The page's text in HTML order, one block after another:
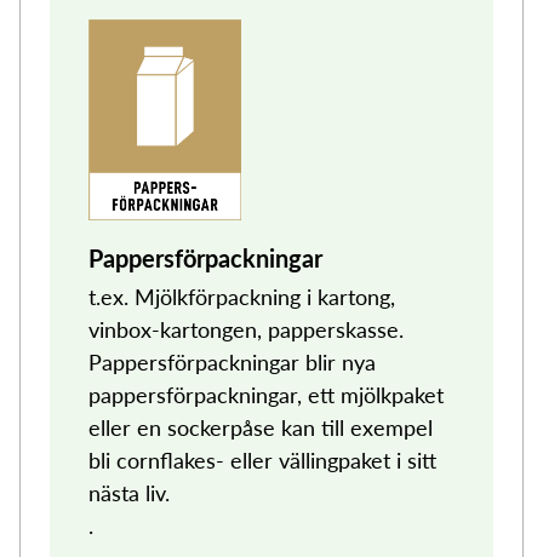
Pappersförpackningar
t.ex. Mjölkförpackning i kartong,
vinbox-kartongen, papperskasse.
Pappersförpackningar blir nya
pappersförpackningar, ett mjölkpaket
eller en sockerpåse kan till exempel
bli cornflakes- eller vällingpaket i sitt
nästa liv.
.